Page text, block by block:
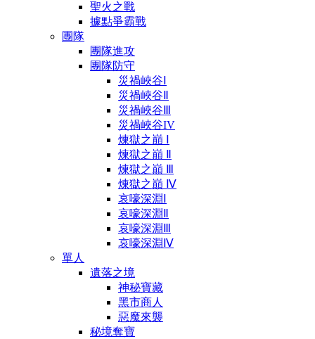
聖火之戰
據點爭霸戰
團隊
團隊進攻
團隊防守
災禍峽谷Ⅰ
災禍峽谷Ⅱ
災禍峽谷Ⅲ
災禍峽谷IV
煉獄之巔 Ⅰ
煉獄之巔 Ⅱ
煉獄之巔 Ⅲ
煉獄之巔 Ⅳ
哀嚎深淵Ⅰ
哀嚎深淵Ⅱ
哀嚎深淵Ⅲ
哀嚎深淵Ⅳ
單人
遺落之境
神秘寶藏
黑市商人
惡魔來襲
秘境奪寶